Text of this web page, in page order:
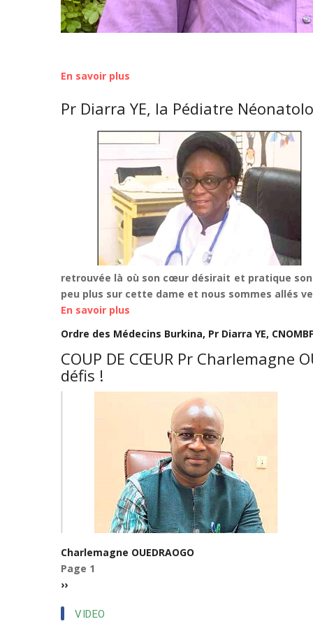
En savoir plus
:
l'annuaire
statistique
du
ministère
de
la
santé
de
l'année
2023,
on
environ
cas
Burkina
et
les
personnes
les
plus
sont
Pr Diarra YE, la Pédiatre
retrouvée là où son cœur désirait et pratique son
peu plus sur cette dame et nous sommes allés
En savoir plus
Diarra
YE,
Pédiatre
Néonatologiste
!
Ordre des Médecins Burkina, Pr Diarra YE, CNOMBF
COUP DE CŒUR Pr Charlemagne
défis !
Charlemagne OUEDRAOGO
Pagination
Page 1
Page
››
VIDEO